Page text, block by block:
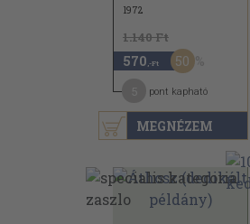
MEGNÉZEM
1972
1.140 Ft
570 ,-Ft 50
pont kapható